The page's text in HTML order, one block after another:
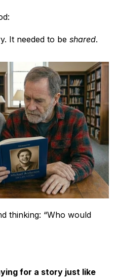
It needed to be shared.
thinking: “Who would
for a story just like